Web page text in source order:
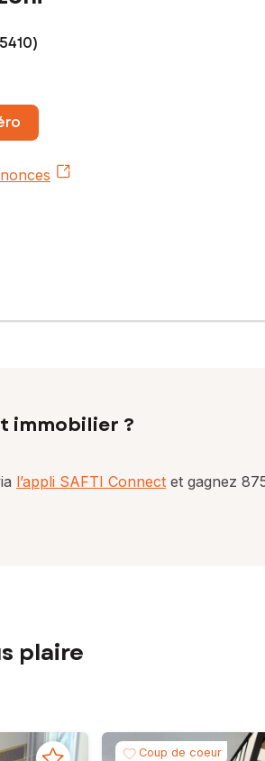
immobilier ?
l’appli SAFTI Connect et gagnez
plaire
Coup de coeur